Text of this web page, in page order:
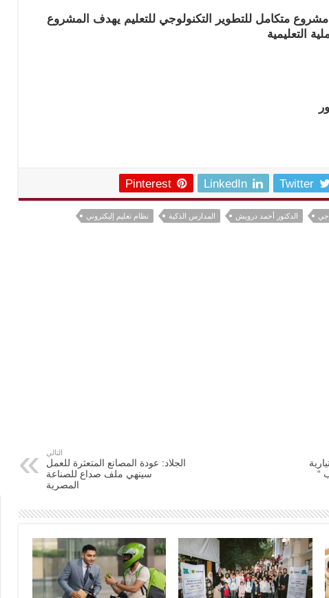
متكامل للتطوير التكنولوجي للتعليم يهدف المشروع
التعليمية
Twitter
LinkedIn
Pinterest
الدكتور أحمد درويش المدارس الذكية نظام تعليم إليكتروني
“
التالي
الجلاد: عودة المصانع المتعثرة للعمل
سينهي ملف صداع للصناعة
المصرية